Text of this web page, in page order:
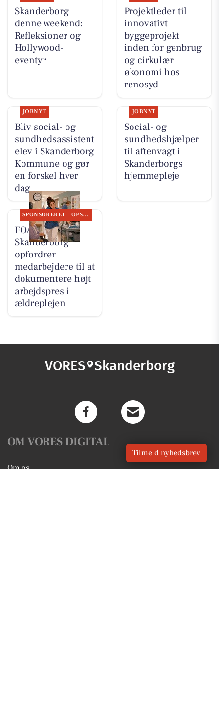
Skanderborg
denne weekend:
Refleksioner og
Hollywood-
eventyr
Projektleder til
innovativt
byggeprojekt
inden for genbrug
og cirkulær
økonomi hos
renosyd
JOBNYT
Bliv social- og
sundhedsassistent
elev i Skanderborg
Kommune og gør
en forskel hver
dag
JOBNYT
Social- og
sundhedshjælper
til aftenvagt i
Skanderborgs
hjemmepleje
SPONSORERET OPSLAGSTAVLEN
FOA Silkeborg-
Skanderborg
opfordrer
medarbejdere til at
dokumentere højt
arbejdspres i
ældreplejen
VORES Skanderborg
OM VORES DIGITAL
Om os
Tilmeld nyhedsbrev